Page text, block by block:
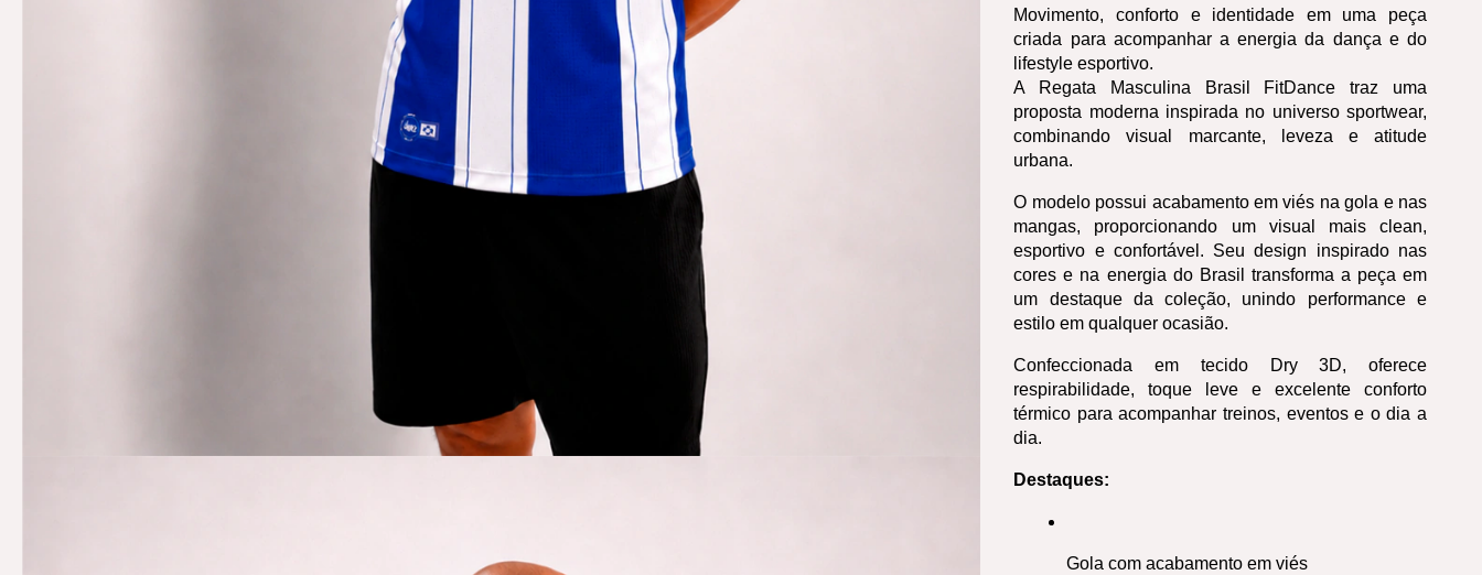
Movimento, conforto e identidade em uma peça
criada para acompanhar a energia da dança e do
lifestyle esportivo.
A Regata Masculina Brasil FitDance traz uma
proposta moderna inspirada no universo sportwear,
combinando visual marcante, leveza e atitude
urbana.
O modelo possui acabamento em viés na gola e nas
mangas, proporcionando um visual mais clean,
esportivo e confortável. Seu design inspirado nas
cores e na energia do Brasil transforma a peça em
um destaque da coleção, unindo performance e
estilo em qualquer ocasião.
Confeccionada em tecido Dry 3D, oferece
respirabilidade, toque leve e excelente conforto
térmico para acompanhar treinos, eventos e o dia a
dia.
Destaques:
Gola com acabamento em viés